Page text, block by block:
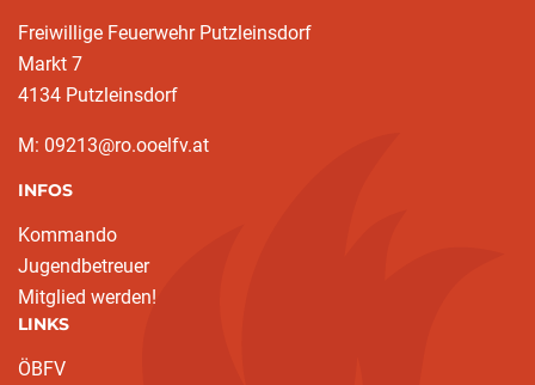
Freiwillige Feuerwehr Putzleinsdorf
Markt 7
4134 Putzleinsdorf
M: 09213@ro.ooelfv.at
INFOS
Kommando
Jugendbetreuer
Mitglied werden!
LINKS
ÖBFV